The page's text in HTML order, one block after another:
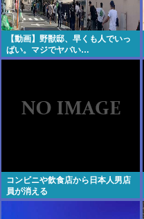
【動画】野獣邸、早くも人でいっ
ぱい。マジでヤバい…
コンビニや飲食店から日本人男店
員が消える